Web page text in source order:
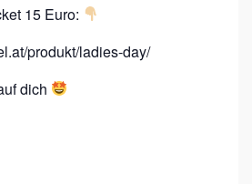
15 Euro:
produkt/ladies-day/
dich